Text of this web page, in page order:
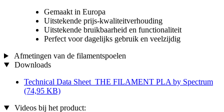
Gemaakt in Europa
Uitstekende prijs-kwaliteitverhouding
Uitstekende bruikbaarheid en functionaliteit
Perfect voor dagelijks gebruik en veelzijdig
Afmetingen van de filamentspoelen
Downloads
Technical Data Sheet_THE FILAMENT PLA by Spectrum
(74,95 KB)
Videos bij het product: